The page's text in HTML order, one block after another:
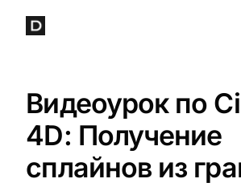
Видеоурок по
4D: Получение
сплайнов из